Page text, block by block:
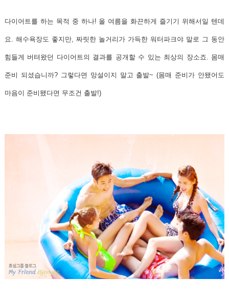
다이어트를 하는 목적 중 하나! 올 여름을 화끈하게 즐기기 위해서일 텐데
요. 해수욕장도 좋지만, 짜릿한 놀거리가 가득한 워터파크야 말로 그 동안
힘들게 버텨왔던 다이어트의 결과를 공개할 수 있는 최상의 장소죠. 몸매
준비 되셨습니까? 그렇다면 망설이지 말고 출발~ (몸매 준비가 안됐어도
마음이 준비됐다면 무조건 출발!)